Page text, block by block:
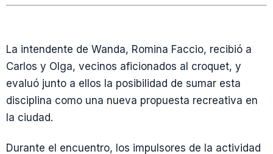
La intendente de Wanda, Romina Faccio, recibió a
Carlos y Olga, vecinos aficionados al croquet, y
evaluó junto a ellos la posibilidad de sumar esta
disciplina como una nueva propuesta recreativa en
la ciudad.
Durante el encuentro, los impulsores de la actividad